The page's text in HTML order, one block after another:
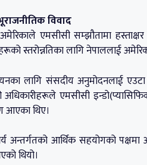
विवाद
एमसीसी सम्झौतामा हस्ताक्षर
स्तरोन्नतिका लागि नेपाललाई
लागि संसदीय अनुमोदनलाई
एमसीसी
आएका थिए।
अन्तर्गतको आर्थिक सहयोगको
थियो।